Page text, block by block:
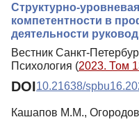
Структурно-
компетентности в
деятельности
Вестник Санкт-
Психология (2023. Том
DOI10.21638/
Кашапов М.М.,